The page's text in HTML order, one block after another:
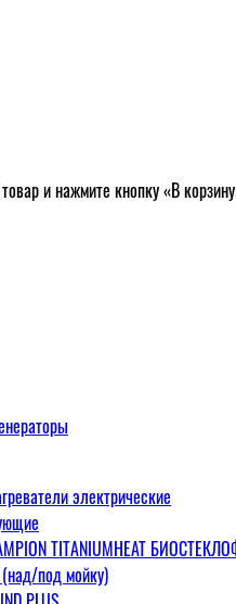
и нажмите кнопку «В
электрические
TITANIUMHEAT
под мойку)